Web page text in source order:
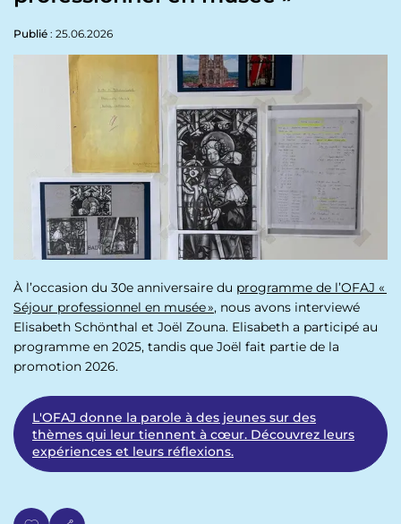
Publié: 25.06.2026
À l’occasion du 30e anniversaire du programme de l’OFAJ «
Séjour professionnel en musée », nous avons interviewé
Elisabeth Schönthal et Joël Zouna. Elisabeth a participé au
programme en 2025, tandis que Joël fait partie de la
promotion 2026.
L'OFAJ donne la parole à des jeunes sur des
thèmes qui leur tiennent à cœur. Découvrez leurs
expériences et leurs réflexions.